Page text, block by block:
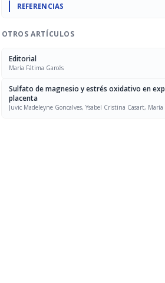
REFERENCIAS
OTROS ARTÍCULOS
Editorial
María Fátima Garcés
Sulfato de magnesio y estrés oxidativo en
placenta
Juvic Madeleyne Goncalves, Ysabel Cristina Casart, María